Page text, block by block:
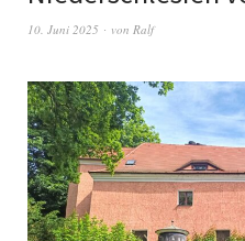
10. Juni 2025 von Ralf